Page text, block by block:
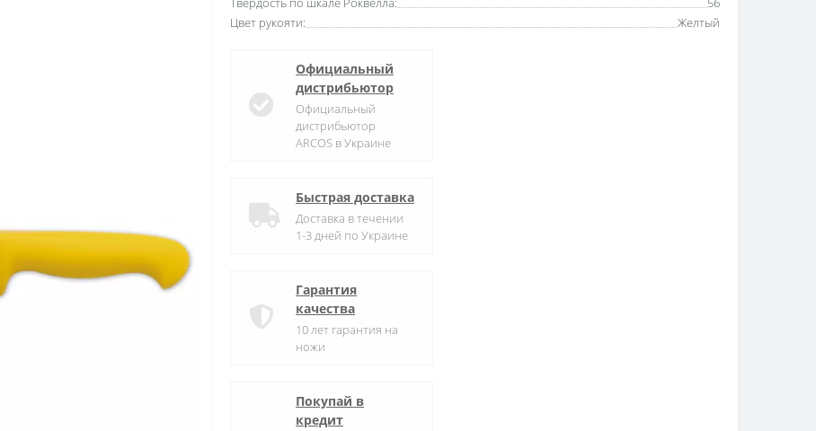
Цвет рукояти:
Желтый
Официальный
дистрибьютор
Официальный
дистрибьютор
ARCOS в Украине
Быстрая доставка
Доставка в течении
1-3 дней по Украине
Гарантия
качества
10 лет гарантия на
ножи
Покупай в
кредит